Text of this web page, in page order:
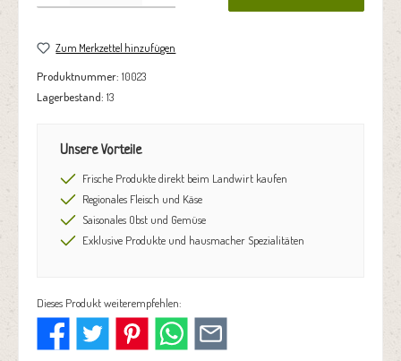
Zum Merkzettel hinzufügen
Produktnummer: 10023
Lagerbestand: 13
Unsere Vorteile
Frische Produkte direkt beim Landwirt kaufen
Regionales Fleisch und Käse
Saisonales Obst und Gemüse
Exklusive Produkte und hausmacher Spezialitäten
Dieses Produkt weiterempfehlen: